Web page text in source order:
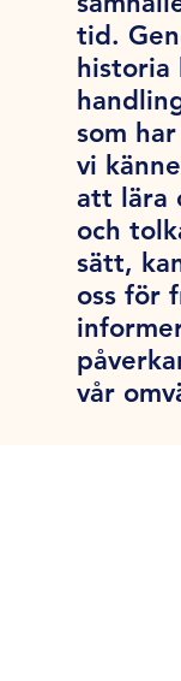
tid.
historia
som
vi
att lära
och
sätt,
oss för
vår